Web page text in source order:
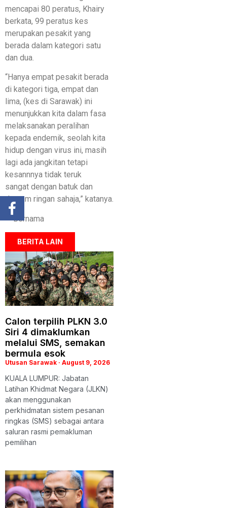
mencapai 80 peratus, Khairy
berkata, 99 peratus kes
merupakan pesakit yang
berada dalam kategori satu
dan dua.
“Hanya empat pesakit berada
di kategori tiga, empat dan
lima, (kes di Sarawak) ini
menunjukkan kita dalam fasa
melaksanakan peralihan
kepada endemik, seolah kita
hidup dengan virus ini, masih
lagi ada jangkitan tetapi
kesannnya tidak teruk
sangat dengan batuk dan
demam ringan sahaja,” katanya.
— Bernama
BERITA LAIN
Calon terpilih PLKN 3.0
Siri 4 dimaklumkan
melalui SMS, semakan
bermula esok
Utusan Sarawak August 9, 2026
KUALA LUMPUR: Jabatan
Latihan Khidmat Negara (JLKN)
akan menggunakan
perkhidmatan sistem pesanan
ringkas (SMS) sebagai antara
saluran rasmi pemakluman
pemilihan